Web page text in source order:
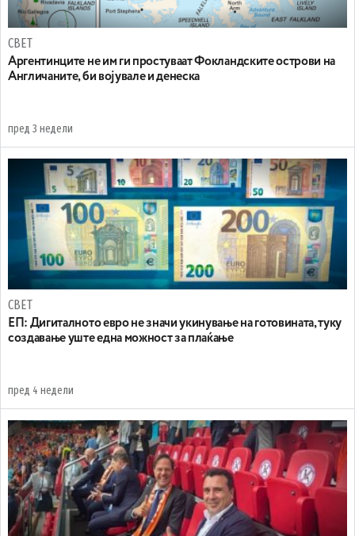
СВЕТ
Аргентинците не им ги простуваат Фокландските острови на
Англичаните, би војувале и денеска
пред 3 недели
СВЕТ
ЕП: Дигиталното евро не значи укинување на готовината, туку
создавање уште една можност за плаќање
пред 4 недели